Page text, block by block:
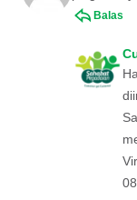
Balas